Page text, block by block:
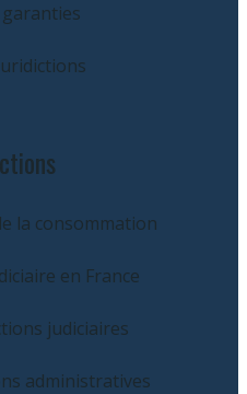
la consommation
en France
judiciaires
administratives